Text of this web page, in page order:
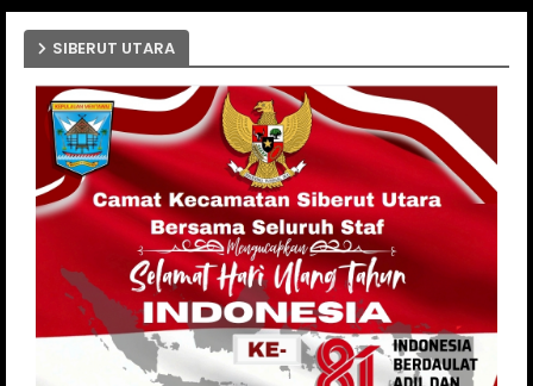
SIBERUT UTARA